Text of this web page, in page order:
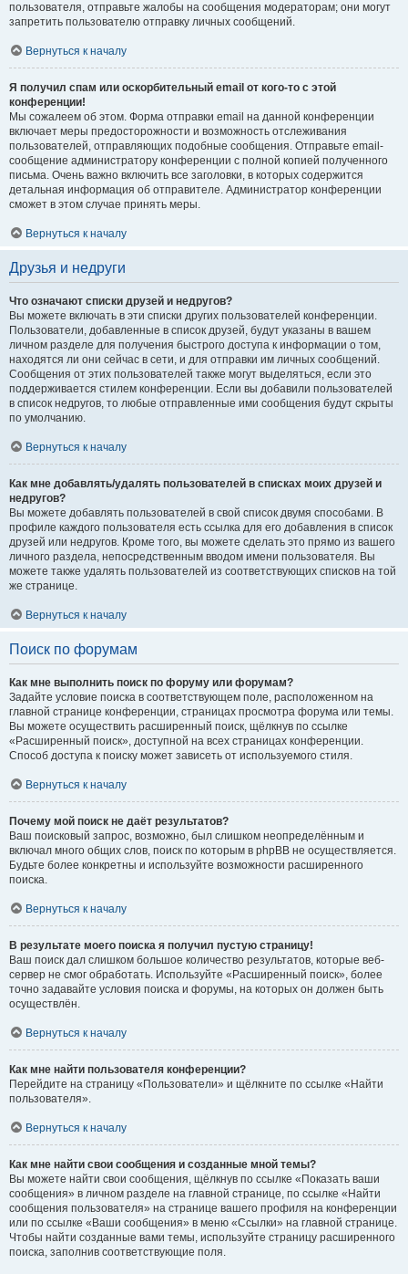
пользователя, отправьте жалобы на сообщения модераторам; они могут
запретить пользователю отправку личных сообщений.
Вернуться к началу
Я получил спам или оскорбительный email от кого-то с этой
конференции!
Мы сожалеем об этом. Форма отправки email на данной конференции
включает меры предосторожности и возможность отслеживания
пользователей, отправляющих подобные сообщения. Отправьте email-
сообщение администратору конференции с полной копией полученного
письма. Очень важно включить все заголовки, в которых содержится
детальная информация об отправителе. Администратор конференции
сможет в этом случае принять меры.
Вернуться к началу
Друзья и недруги
Что означают списки друзей и недругов?
Вы можете включать в эти списки других пользователей конференции.
Пользователи, добавленные в список друзей, будут указаны в вашем
личном разделе для получения быстрого доступа к информации о том,
находятся ли они сейчас в сети, и для отправки им личных сообщений.
Сообщения от этих пользователей также могут выделяться, если это
поддерживается стилем конференции. Если вы добавили пользователей
в список недругов, то любые отправленные ими сообщения будут скрыты
по умолчанию.
Вернуться к началу
Как мне добавлять/удалять пользователей в списках моих друзей и
недругов?
Вы можете добавлять пользователей в свой список двумя способами. В
профиле каждого пользователя есть ссылка для его добавления в список
друзей или недругов. Кроме того, вы можете сделать это прямо из вашего
личного раздела, непосредственным вводом имени пользователя. Вы
можете также удалять пользователей из соответствующих списков на той
же странице.
Вернуться к началу
Поиск по форумам
Как мне выполнить поиск по форуму или форумам?
Задайте условие поиска в соответствующем поле, расположенном на
главной странице конференции, страницах просмотра форума или темы.
Вы можете осуществить расширенный поиск, щёлкнув по ссылке
«Расширенный поиск», доступной на всех страницах конференции.
Способ доступа к поиску может зависеть от используемого стиля.
Вернуться к началу
Почему мой поиск не даёт результатов?
Ваш поисковый запрос, возможно, был слишком неопределённым и
включал много общих слов, поиск по которым в phpBB не осуществляется.
Будьте более конкретны и используйте возможности расширенного
поиска.
Вернуться к началу
В результате моего поиска я получил пустую страницу!
Ваш поиск дал слишком большое количество результатов, которые веб-
сервер не смог обработать. Используйте «Расширенный поиск», более
точно задавайте условия поиска и форумы, на которых он должен быть
осуществлён.
Вернуться к началу
Как мне найти пользователя конференции?
Перейдите на страницу «Пользователи» и щёлкните по ссылке «Найти
пользователя».
Вернуться к началу
Как мне найти свои сообщения и созданные мной темы?
Вы можете найти свои сообщения, щёлкнув по ссылке «Показать ваши
сообщения» в личном разделе на главной странице, по ссылке «Найти
сообщения пользователя» на странице вашего профиля на конференции
или по ссылке «Ваши сообщения» в меню «Ссылки» на главной странице.
Чтобы найти созданные вами темы, используйте страницу расширенного
поиска, заполнив соответствующие поля.